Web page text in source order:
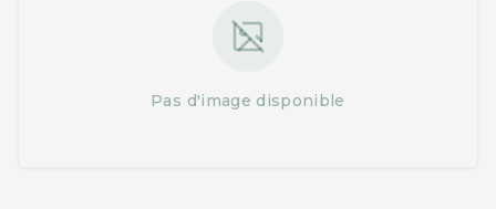
Pas d'image disponible